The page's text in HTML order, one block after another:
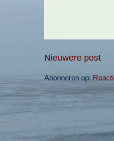
Nieuwere post
Abonneren op: